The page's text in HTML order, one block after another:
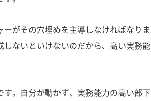
がその穴埋めを主導しなければなりま
ないといけないのだから、高い実務能
。自分が動かず、実務能力の高い部下